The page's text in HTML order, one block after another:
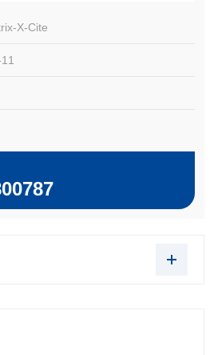
生产的XRF样品杯和样品膜广泛应
X-Cite